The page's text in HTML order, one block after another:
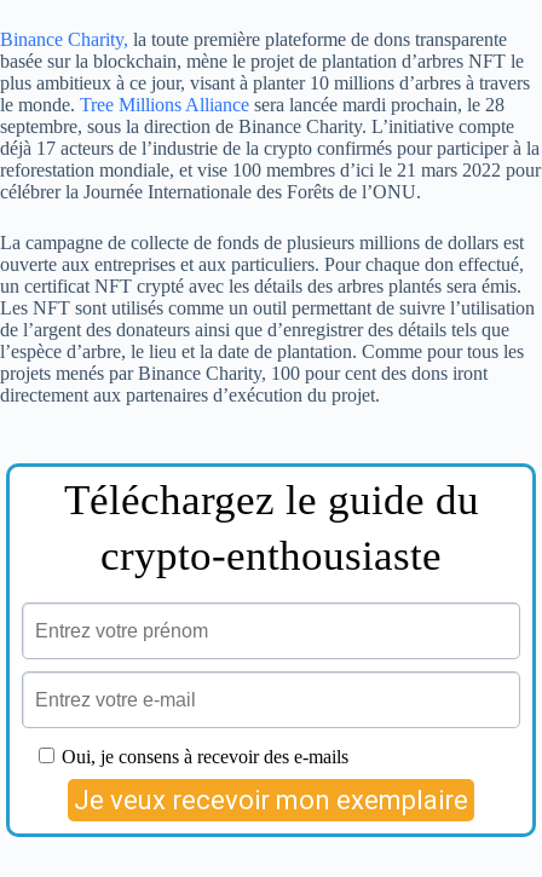
Binance Charity, la toute première plateforme de dons transparente
basée sur la blockchain, mène le projet de plantation d’arbres NFT le
plus ambitieux à ce jour, visant à planter 10 millions d’arbres à travers
le monde. Tree Millions Alliance sera lancée mardi prochain, le 28
septembre, sous la direction de Binance Charity. L’initiative compte
déjà 17 acteurs de l’industrie de la crypto confirmés pour participer à la
reforestation mondiale, et vise 100 membres d’ici le 21 mars 2022 pour
célébrer la Journée Internationale des Forêts de l’ONU.
La campagne de collecte de fonds de plusieurs millions de dollars est
ouverte aux entreprises et aux particuliers. Pour chaque don effectué,
un certificat NFT crypté avec les détails des arbres plantés sera émis.
Les NFT sont utilisés comme un outil permettant de suivre l’utilisation
de l’argent des donateurs ainsi que d’enregistrer des détails tels que
l’espèce d’arbre, le lieu et la date de plantation. Comme pour tous les
projets menés par Binance Charity, 100 pour cent des dons iront
directement aux partenaires d’exécution du projet.